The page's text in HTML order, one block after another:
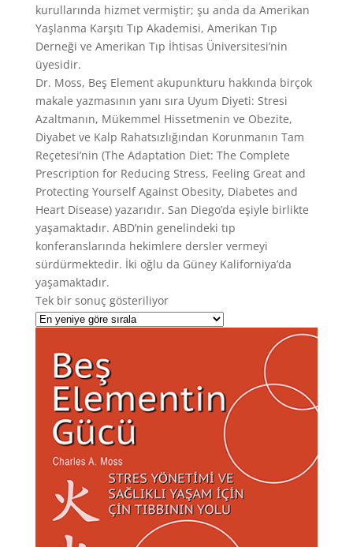
kurullarında hizmet vermiştir; şu anda da Amerikan
Yaşlanma Karşıtı Tıp Akademisi, Amerikan Tıp
Derneği ve Amerikan Tıp İhtisas Üniversitesi’nin
üyesidir.
Dr. Moss, Beş Element akupunkturu hakkında birçok
makale yazmasının yanı sıra Uyum Diyeti: Stresi
Azaltmanın, Mükemmel Hissetmenin ve Obezite,
Diyabet ve Kalp Rahatsızlığından Korunmanın Tam
Reçetesi’nin (The Adaptation Diet: The Complete
Prescription for Reducing Stress, Feeling Great and
Protecting Yourself Against Obesity, Diabetes and
Heart Disease) yazarıdır. San Diego’da eşiyle birlikte
yaşamaktadır. ABD’nin genelindeki tıp
konferanslarında hekimlere dersler vermeyi
sürdürmektedir. İki oğlu da Güney Kaliforniya’da
yaşamaktadır.
Tek bir sonuç gösteriliyor